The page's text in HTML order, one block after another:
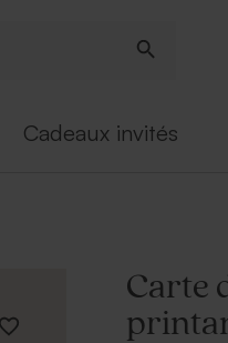
Cadeaux invités
Carte